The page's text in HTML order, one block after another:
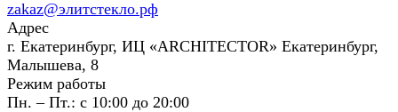
zakaz@элитстекло.рф
Адрес
г. Екатеринбург, ИЦ «ARCHITECTOR» Екатеринбург,
Малышева, 8
Режим работы
Пн. – Пт.: с 10:00 до 20:00